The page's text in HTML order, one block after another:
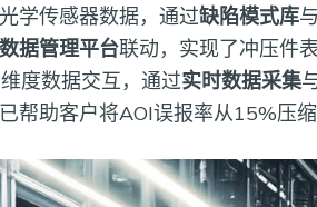
学传感器数据，通过缺陷模式库
据管理平台联动，实现了冲压件
度数据交互，通过实时数据采集
帮助客户将AOI误报率从15%压